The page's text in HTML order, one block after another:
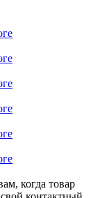
когда товар